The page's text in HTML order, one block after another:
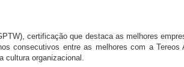
certificação que destaca as melhores
consecutivos entre as melhores com a
cultura organizacional.